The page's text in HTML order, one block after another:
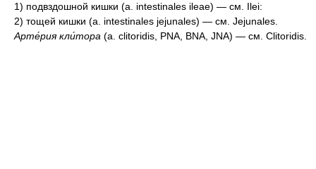
1) подвздошной кишки (a. intestinales ileae) — см. Ilei:
2) тощей кишки (a. intestinales jejunales) — см. Jejunales.
Арте́рия кли́тора (a. clitoridis, PNA, BNA, JNA) — см. Clitoridis.